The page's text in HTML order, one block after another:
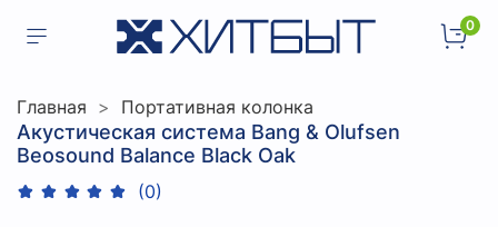
0
Главная Портативная колонка
Акустическая система Bang & Olufsen
Beosound Balance Black Oak
(0)